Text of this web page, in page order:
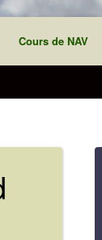
Cours de NAV